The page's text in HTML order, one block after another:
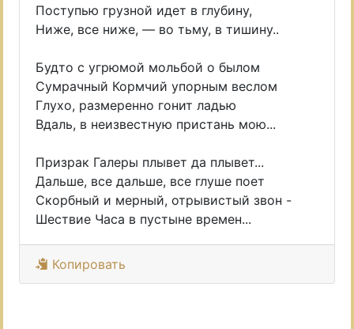
Поступью грузной идет в глубину,
Ниже, все ниже, — во тьму, в тишину..
Будто с угрюмой мольбой о былом
Сумрачный Кормчий упорным веслом
Глухо, размеренно гонит ладью
Вдаль, в неизвестную пристань мою...
Призрак Галеры плывет да плывет...
Дальше, все дальше, все глуше поет
Скорбный и мерный, отрывистый звон -
Шествие Часа в пустыне времен...
Копировать